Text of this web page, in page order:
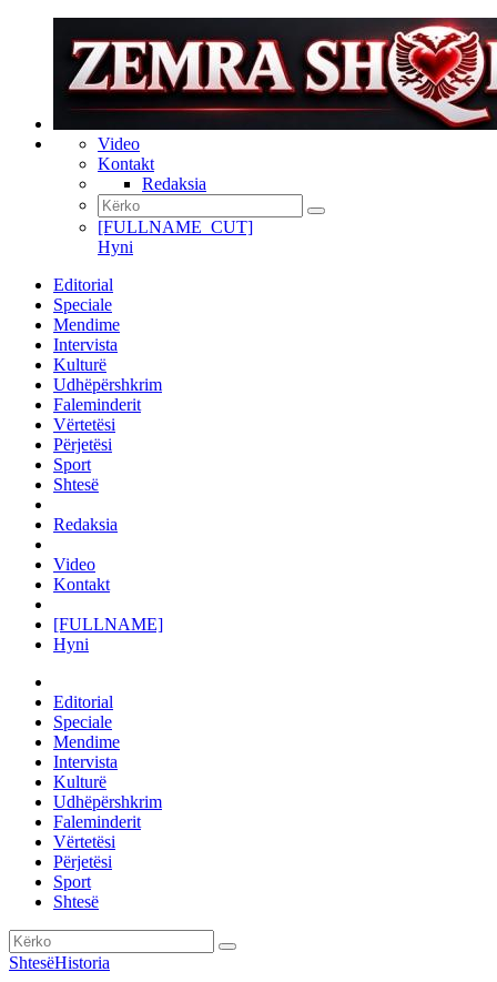
Video
Kontakt
Redaksia
[FULLNAME_CUT]
Hyni
Editorial
Speciale
Mendime
Intervista
Kulturë
Udhëpërshkrim
Faleminderit
Vërtetësi
Përjetësi
Sport
Shtesë
Redaksia
Video
Kontakt
[FULLNAME]
Hyni
Editorial
Speciale
Mendime
Intervista
Kulturë
Udhëpërshkrim
Faleminderit
Vërtetësi
Përjetësi
Sport
Shtesë
ShtesëHistoria